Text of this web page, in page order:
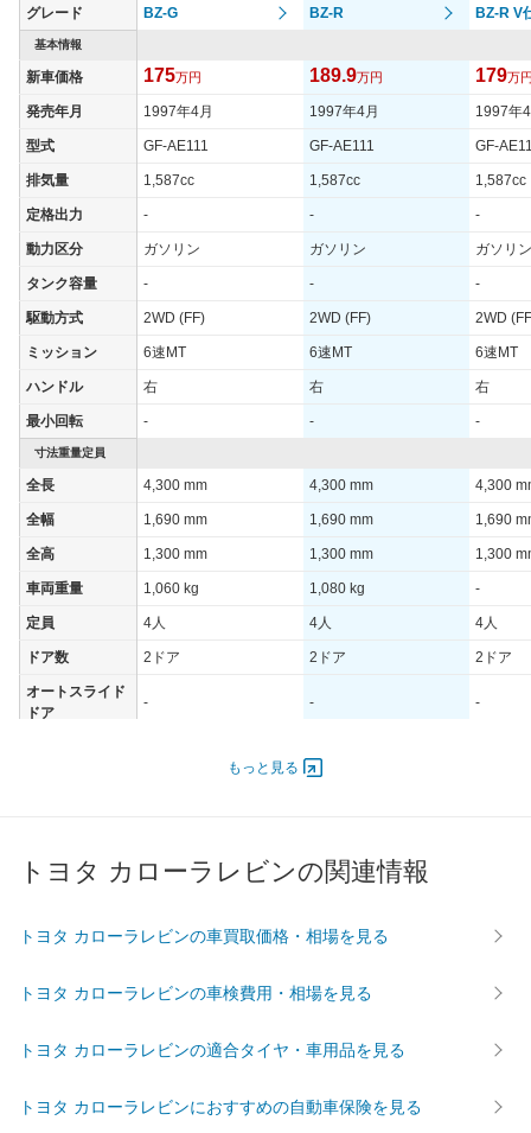
グレード BZ-G BZ-R BZ-R V
基本情報
新車価格 175万円 189.9万円 179万
発売年月 1997年4月 1997年4月 1997年
型式 GF-AE111 GF-AE111 GF-
排気量 1,587cc 1,587cc 1,587cc
定格出力 - - -
動力区分 ガソリン ガソリン ガソリン
タンク容量 - - -
駆動方式 2WD (FF) 2WD (FF) 2WD
ミッション 6速MT 6速MT 6速MT
ハンドル 右 右 右
最小回転 - - -
寸法重量定員
全長 4,300 mm 4,300 mm 4,300
全幅 1,690 mm 1,690 mm 1,690
全高 1,300 mm 1,300 mm 1,300
車両重量 1,060 kg 1,080 kg -
定員 4人 4人 4人
ドア数 2ドア 2ドア 2ドア
オートスライド
ドア
- - -
- [-]/ -
タイヤ
後輪サイズ - -
WLTC/市街地 - -
WLTC/高速道路 - -
もっと見る
トヨタ カローラレビンの関連情報
トヨタ カローラレビンの車買取価格・相場を見る
トヨタ カローラレビンの車検費用・相場を見る
トヨタ カローラレビンの適合タイヤ・車用品を見る
トヨタ カローラレビンにおすすめの自動車保険を見る